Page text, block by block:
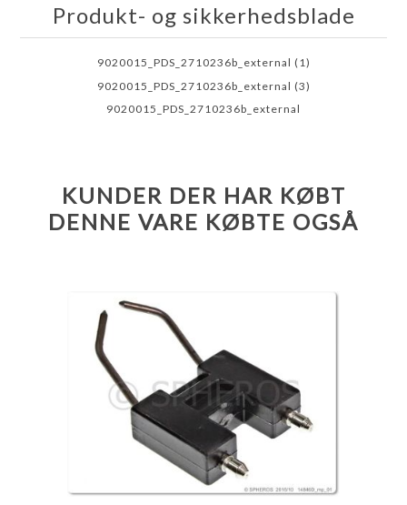
Produkt- og sikkerhedsblade
9020015_PDS_2710236b_external (1)
9020015_PDS_2710236b_external (3)
9020015_PDS_2710236b_external
KUNDER DER HAR KØBT
DENNE VARE KØBTE OGSÅ